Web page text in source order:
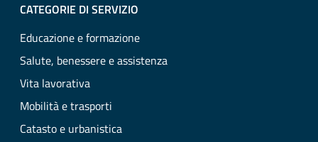
CATEGORIE DI SERVIZIO
Educazione e formazione
Salute, benessere e assistenza
Vita lavorativa
Mobilità e trasporti
Catasto e urbanistica